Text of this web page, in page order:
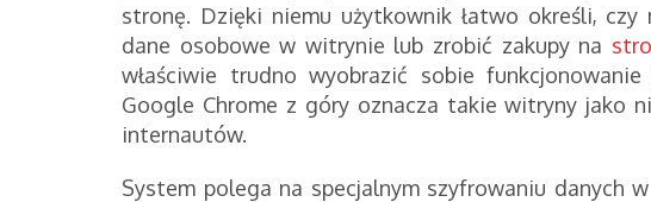
stronę. Dzięki niemu użytkownik łatwo określi,
dane osobowe w witrynie lub zrobić zakupy na
właściwie trudno wyobrazić sobie
Google Chrome z góry oznacza takie witryny jako
internautów.
System polega na specjalnym szyfrowaniu danych